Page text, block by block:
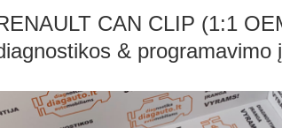
CAN CLIP (1:1
& programavimo